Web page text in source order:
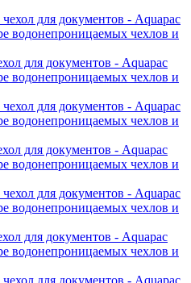
для документов - Aquapac
водонепроницаемых чехлов и
для документов - Aquapac
водонепроницаемых чехлов и
для документов - Aquapac
водонепроницаемых чехлов и